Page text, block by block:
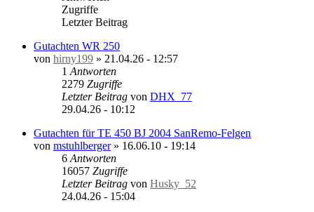
Zugriffe
Letzter Beitrag
Gutachten WR 250
von hirny199 » 21.04.26 - 12:57
1 Antworten
2279 Zugriffe
Letzter Beitrag von DHX_77
29.04.26 - 10:12
Gutachten für TE 450 BJ 2004 SanRemo-Felgen
von mstuhlberger» 16.06.10 - 19:14
6 Antworten
16057 Zugriffe
Letzter Beitrag von Husky_52
24.04.26 - 15:04